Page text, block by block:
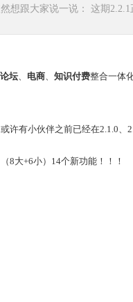
想跟大家说一说： 这期
坛 电商 知识付费整合一体
许有小伙伴之前已经在2.1.0
8大+6小）14个新功能！！！